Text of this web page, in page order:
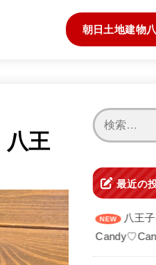
朝日土地建物
八王
最近の
八王